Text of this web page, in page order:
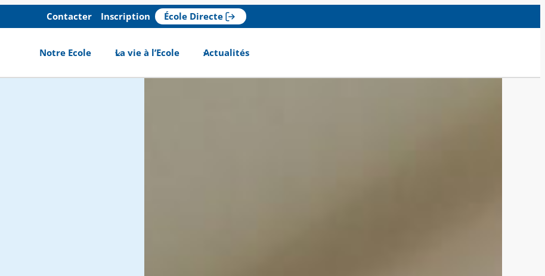
Contacter Inscription École Directe
Notre Ecole La vie à l’Ecole Actualités